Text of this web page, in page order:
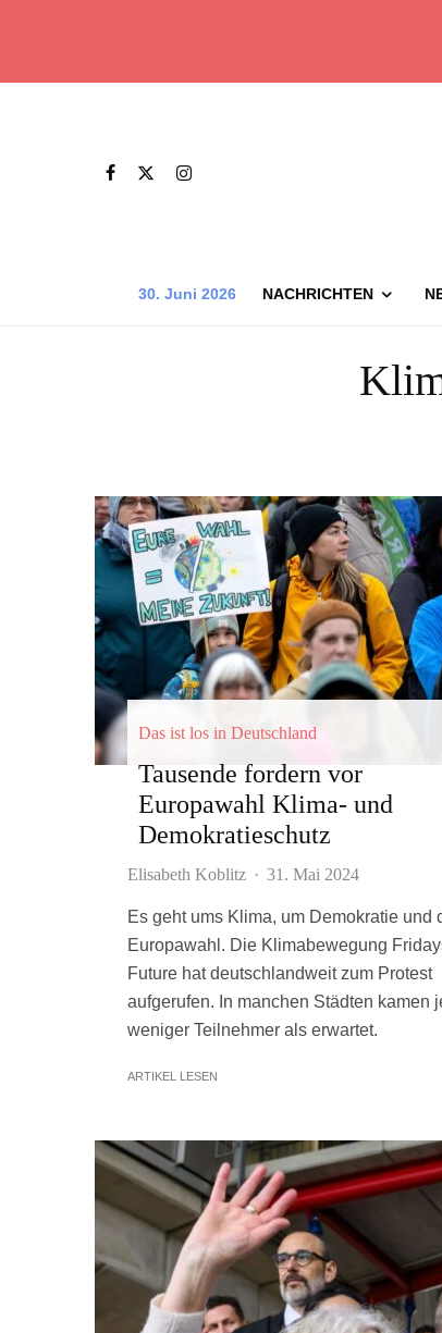
30. Juni 2026 NACHRICHTEN
Das ist los in Deutschland
Tausende fordern vor
Europawahl Klima- und
Demokratieschutz
Elisabeth Koblitz · 31. Mai 2024
Es geht ums Klima, um Demokratie und
Europawahl. Die Klimabewegung
Future hat deutschlandweit zum Protest
aufgerufen. In manchen Städten kamen
weniger Teilnehmer als erwartet.
ARTIKEL LESEN